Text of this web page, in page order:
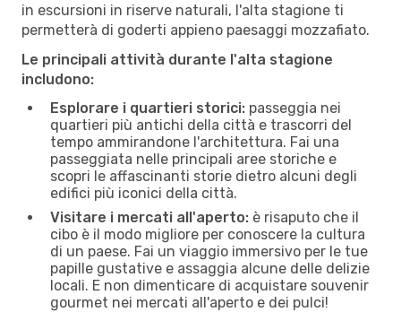
in escursioni in riserve naturali, l'alta stagione ti
permetterà di goderti appieno paesaggi mozzafiato.
Le principali attività durante l'alta stagione
includono:
Esplorare i quartieri storici: passeggia nei
quartieri più antichi della città e trascorri del
tempo ammirandone l'architettura. Fai una
passeggiata nelle principali aree storiche e
scopri le affascinanti storie dietro alcuni degli
edifici più iconici della città.
Visitare i mercati all'aperto: è risaputo che il
cibo è il modo migliore per conoscere la cultura
di un paese. Fai un viaggio immersivo per le tue
papille gustative e assaggia alcune delle delizie
locali. E non dimenticare di acquistare souvenir
gourmet nei mercati all'aperto e dei pulci!